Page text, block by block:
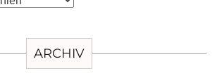
ARCHIV